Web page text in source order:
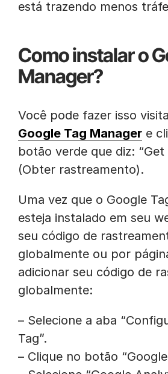
está trazendo menos
Como instalar o
Manager?
Você pode fazer isso
Google Tag Manager e
botão verde que diz: “Get
(Obter rastreamento).
Uma vez que o Google
esteja instalado em seu
seu código de
globalmente ou por
adicionar seu código de
globalmente:
– Selecione a aba
Tag”.
– Clique no botão